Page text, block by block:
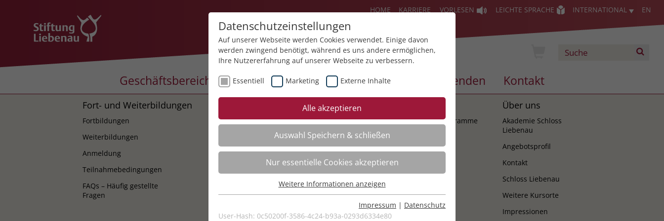
HOME KARRIERE VORLESEN LEICHTE SPRACHE INTERNATIONAL EN
Geschäftsbereiche Über uns Aktuelles Akademie Spenden Kontakt
Fort- und Weiterbildungen
Fortbildungen
Weiterbildungen
Anmeldung
Teilnahmebedingungen
FAQs – Häufig gestellte
Fragen
Kursempfehlungen
Beratung
Supervision
Coaching
Mediation
Organisationsentwicklung
Bildungsberatung
Moderation
Bildungsprogramme
Über uns
Akademie Schloss
Liebenau
Angebotsprofil
Kontakt
Schloss Liebenau
Weitere Kursorte
Impressionen
Datenschutzeinstellungen
Auf unserer Webseite werden Cookies verwendet. Einige davon
werden zwingend benötigt, während es uns andere ermöglichen,
Ihre Nutzererfahrung auf unserer Webseite zu verbessern.
Essentiell Marketing Externe Inhalte
Alle akzeptieren
Auswahl Speichern & schließen
Nur essentielle Cookies akzeptieren
Essentielle Cookies werden für grundlegende Funktionen der
Webseite benötigt. Dadurch ist gewährleistet, dass die Webseite
Weitere Informationen anzeigen
Impressum | Datenschutz
User-Hash: 0c50200f-3586-4c24-b93a-0293d6334e80